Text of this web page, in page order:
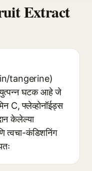
Extract
tangerine)
घटक आहे जे
C, फ्लेव्होनॉईड्स
केलेल्या
कंडिशनिंग